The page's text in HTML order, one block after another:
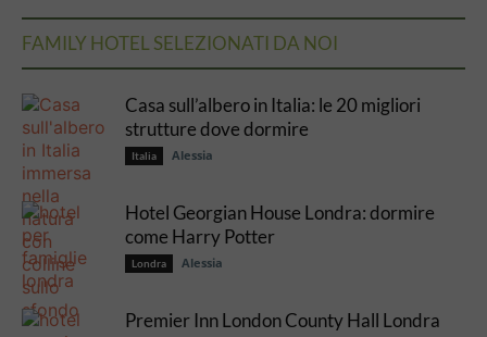
FAMILY HOTEL SELEZIONATI DA NOI
Casa sull’albero in Italia: le 20 migliori
strutture dove dormire
Italia Alessia
Hotel Georgian House Londra: dormire
come Harry Potter
Londra Alessia
Premier Inn London County Hall Londra